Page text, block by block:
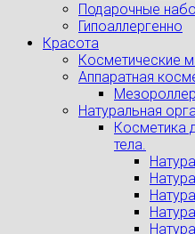
Подарочные
Гипоаллергенно
Красота
Косметические
Аппаратная
Натуральная
Косметика
тела.